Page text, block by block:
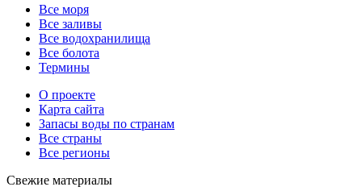
Все моря
Все заливы
Все водохранилища
Все болота
Термины
О проекте
Карта сайта
Запасы воды по странам
Все страны
Все регионы
Свежие материалы